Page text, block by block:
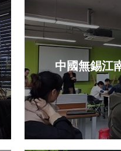
中國無錫江